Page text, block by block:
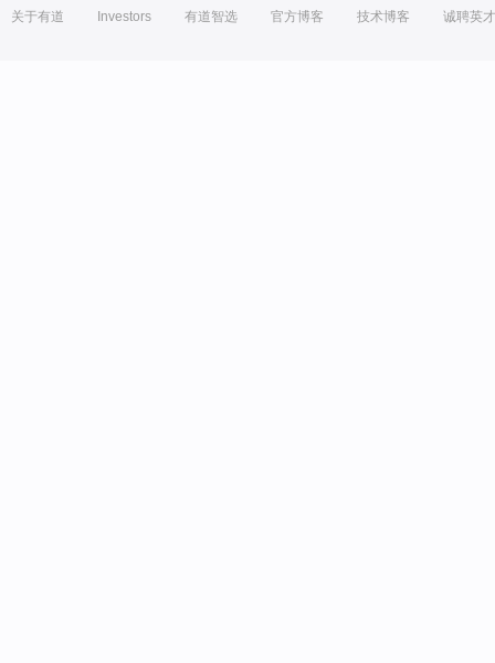
关于有道 Investors 有道智选 官方博客 技术博客 诚聘英才